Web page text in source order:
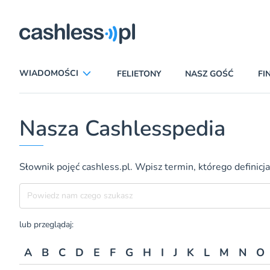
WIADOMOŚCI
CIEKAWOSTKI
PROMOCJE
TEMAT DNIA
E-COMMERCE
FELIETONY NASZ GOŚĆ
Nasza Cashlesspedia
Słownik pojęć cashless.pl. Wpisz termin, którego
Szukane hasło
lub przeglądaj:
A B C D E F G H I J K L M N O